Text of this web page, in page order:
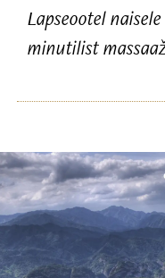
Lapseootel
minutilist